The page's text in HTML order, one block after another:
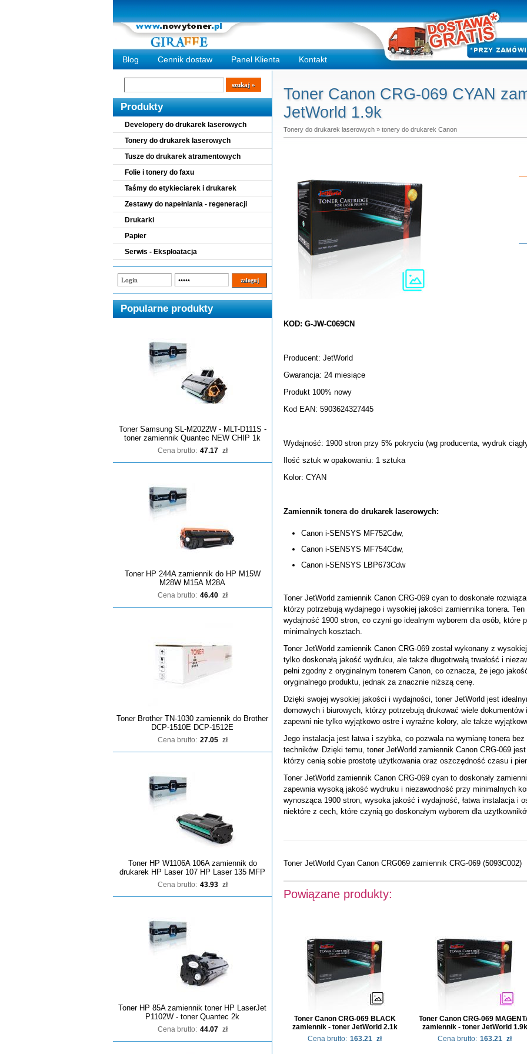
Blog Cennik dostaw Panel Klienta Kontakt
Wyszukiwarka
szukaj
Produkty
Developery do drukarek laserowych
Tonery do drukarek laserowych
Tusze do drukarek atramentowych
Folie i tonery do faxu
Taśmy do etykieciarek i drukarek
Zestawy do napełniania - regeneracji
Drukarki
Papier
Serwis - Eksploatacja
Popularne produkty
Toner Samsung SL-M2022W - MLT-D111S -
toner zamiennik Quantec NEW CHIP 1k
Cena brutto: 47.17 zł
Toner HP 244A zamiennik do HP M15W
M28W M15A M28A
Cena brutto: 46.40 zł
Toner Brother TN-1030 zamiennik do Brother
DCP-1510E DCP-1512E
Cena brutto: 27.05 zł
Toner HP W1106A 106A zamiennik do
drukarek HP Laser 107 HP Laser 135 MFP
Cena brutto: 43.93 zł
Toner HP 85A zamiennik toner HP LaserJet
P1102W - toner Quantec 2k
Cena brutto: 44.07 zł
Toner Canon CRG-069 CYAN
JetWorld 1.9k
Tonery do drukarek laserowych » tonery do drukarek Canon
KOD: G-JW-C069CN
Producent: JetWorld
Gwarancja: 24 miesiące
Produkt 100% nowy
Kod EAN: 5903624327445
Wydajność: 1900 stron przy 5% pokryciu (wg producenta, wydruk
Ilość sztuk w opakowaniu: 1 sztuka
Kolor: CYAN
Zamiennik tonera do drukarek laserowych:
Canon i-SENSYS MF752Cdw,
Canon i-SENSYS MF754Cdw,
Canon i-SENSYS LBP673Cdw
Toner JetWorld zamiennik Canon CRG-069 cyan to doskonałe
którzy potrzebują wydajnego i wysokiej jakości zamiennika tonera.
wydajność 1900 stron, co czyni go idealnym wyborem dla osób, które
minimalnych kosztach.
Toner JetWorld zamiennik Canon CRG-069 został wykonany z
tylko doskonałą jakość wydruku, ale także długotrwałą trwałość i
pełni zgodny z oryginalnym tonerem Canon, co oznacza, że jego
oryginalnego produktu, jednak za znacznie niższą cenę.
Dzięki swojej wysokiej jakości i wydajności, toner JetWorld jest
domowych i biurowych, którzy potrzebują drukować wiele
zapewni nie tylko wyjątkowo ostre i wyraźne kolory, ale także
Jego instalacja jest łatwa i szybka, co pozwala na wymianę tonera
techników. Dzięki temu, toner JetWorld zamiennik Canon CRG-069
którzy cenią sobie prostotę użytkowania oraz oszczędność czasu i
Toner JetWorld zamiennik Canon CRG-069 cyan to doskonały
zapewnia wysoką jakość wydruku i niezawodność przy minimalnych
wynosząca 1900 stron, wysoka jakość i wydajność, łatwa instalacja i
niektóre z cech, które czynią go doskonałym wyborem dla
Toner JetWorld Cyan Canon CRG069 zamiennik CRG-069 (5093C002)
Powiązane produkty:
Toner Canon CRG-069 BLACK
zamiennik - toner JetWorld 2.1k
Cena brutto: 163.21 zł
Toner Canon CRG-069
zamiennik - toner JetWorld 1.9k
Cena brutto: 163.21 zł